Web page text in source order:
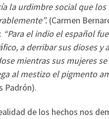
la urdimbre social que
(Carmen
“Para el indio el español
a derribar sus dioses y
mientras sus mujeres
al mestizo el pigmento
Padrón).
de los hechos nos